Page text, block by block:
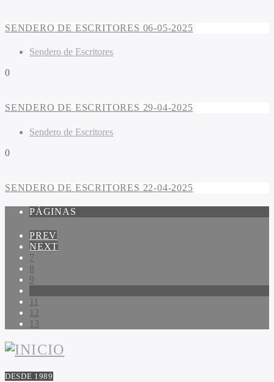
SENDERO DE ESCRITORES 06-05-2025
Sendero de Escritores
0
SENDERO DE ESCRITORES 29-04-2025
Sendero de Escritores
0
SENDERO DE ESCRITORES 22-04-2025
PÁGINAS
PREV
NEXT
7
8
9
11
12
13
DESDE 1989